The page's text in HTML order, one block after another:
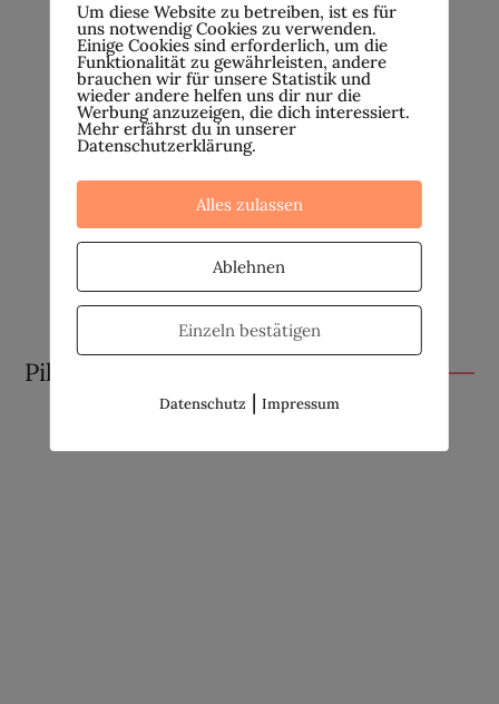
Pille absetzen
Um diese Website zu betreiben, ist es für
uns notwendig Cookies zu verwenden.
Einige Cookies sind erforderlich, um die
Funktionalität zu gewährleisten, andere
brauchen wir für unsere Statistik und
wieder andere helfen uns dir nur die
Werbung anzuzeigen, die dich interessiert.
Mehr erfährst du in unserer
Datenschutzerklärung.
Alles zulassen
Ablehnen
Einzeln bestätigen
Datenschutz | Impressum